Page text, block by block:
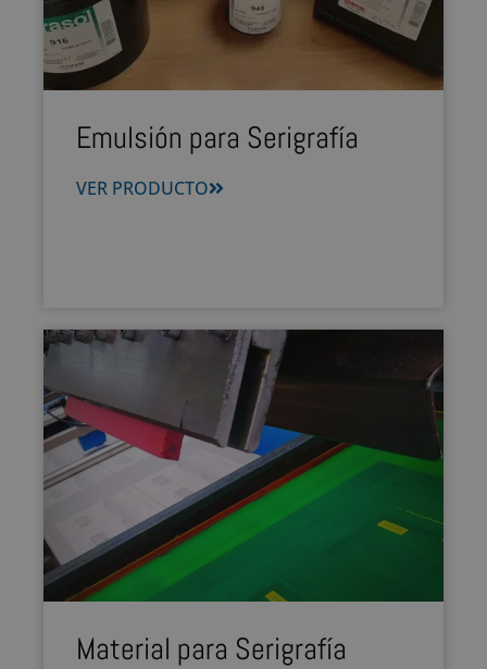
Emulsión para Serigrafía
VER PRODUCTO
Material para Serigrafía